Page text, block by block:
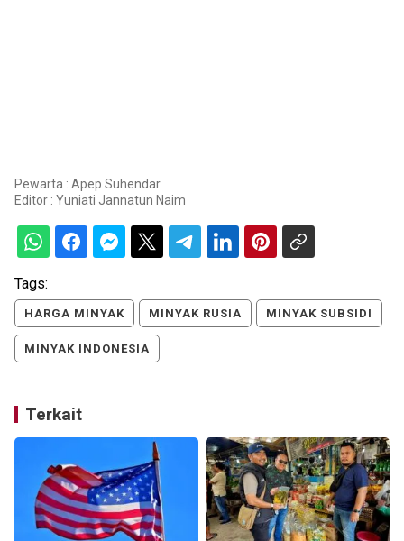
Pewarta : Apep Suhendar
Editor : Yuniati Jannatun Naim
Tags:
HARGA MINYAK MINYAK RUSIA MINYAK SUBSIDI
MINYAK INDONESIA
Terkait